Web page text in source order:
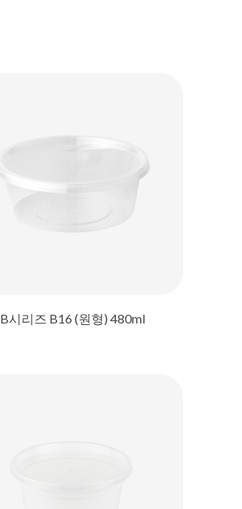
B시리즈 B16 (원형) 480ml